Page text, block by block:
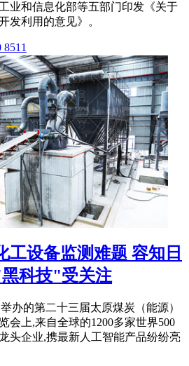
业和信息化部等五部门印发《关于
发利用的意见》。
工设备监测难题 容知日
科技"受关注
办的第二十三届太原煤炭（能源）
会上,来自全球的1200多家世界500
头企业,携最新人工智能产品纷纷亮